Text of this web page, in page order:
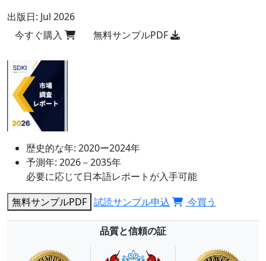
出版日: Jul 2026
今すぐ購入
無料サンプルPDF
歴史的な年: 2020ー2024年
予測年: 2026－2035年
必要に応じて日本語レポートが入手可能
無料サンプルPDF 試読サンプル申込 今買う
品質と信頼の証